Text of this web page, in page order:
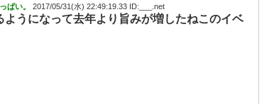
ぱい。 2017/05/31(水) 22:49:19.33 ID:___.net
ようになって去年より旨みが増したねこのイベ